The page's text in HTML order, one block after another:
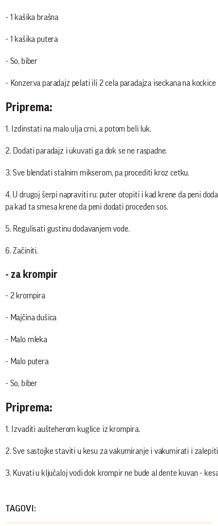
- 1 kašika brašna
- 1 kašika putera
- So, biber
- Konzerva paradajz pelati ili 2 cela paradajza iseckana na kockice
Priprema:
1. Izdinstati na malo ulja crni, a potom beli luk.
2. Dodati paradajz i ukuvati ga dok se ne raspadne.
3. Sve blendati stalnim mikserom, pa procediti kroz cetku.
4. U drugoj šerpi napraviti ru: puter otopiti i kad krene da peni
pa kad ta smesa krene da peni dodati proceđen sos.
5. Regulisati gustinu dodavanjem vode.
6. Začiniti.
- za krompir
- 2 krompira
- Majčina dušica
- Malo mleka
- Malo putera
- So, biber
Priprema:
1. Izvaditi aušteherom kuglice iz krompira.
2. Sve sastojke staviti u kesu za vakumiranje i vakumirati i
3. Kuvati u ključaloj vodi dok krompir ne bude al dente kuvan -
TAGOVI: